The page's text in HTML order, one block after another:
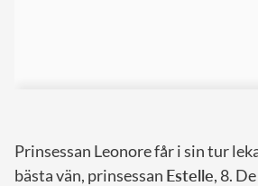
Prinsessan Leonore får i sin tur
bästa vän, prinsessan Estelle, 8.